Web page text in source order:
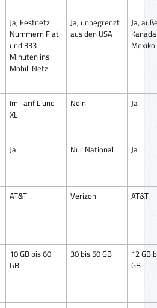
Ja, Festnetz
Nummern Flat
und 333
Minuten ins
Mobil-Netz
Ja, unbegrenzt
aus den USA
Ja,
Mexiko
Im Tarif L und
XL
Nein Ja
Ja Nur National Ja
AT&T Verizon AT&T
10 GB bis 60
GB
30 bis 50 GB
12 GB
GB